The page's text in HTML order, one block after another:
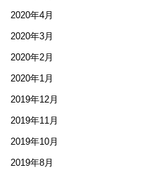
2020年4月
2020年3月
2020年2月
2020年1月
2019年12月
2019年11月
2019年10月
2019年8月